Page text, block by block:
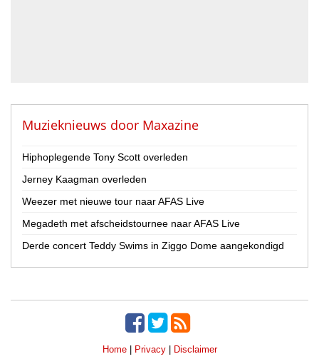
Muzieknieuws door Maxazine
Hiphoplegende Tony Scott overleden
Jerney Kaagman overleden
Weezer met nieuwe tour naar AFAS Live
Megadeth met afscheidstournee naar AFAS Live
Derde concert Teddy Swims in Ziggo Dome aangekondigd
Home| Privacy| Disclaimer